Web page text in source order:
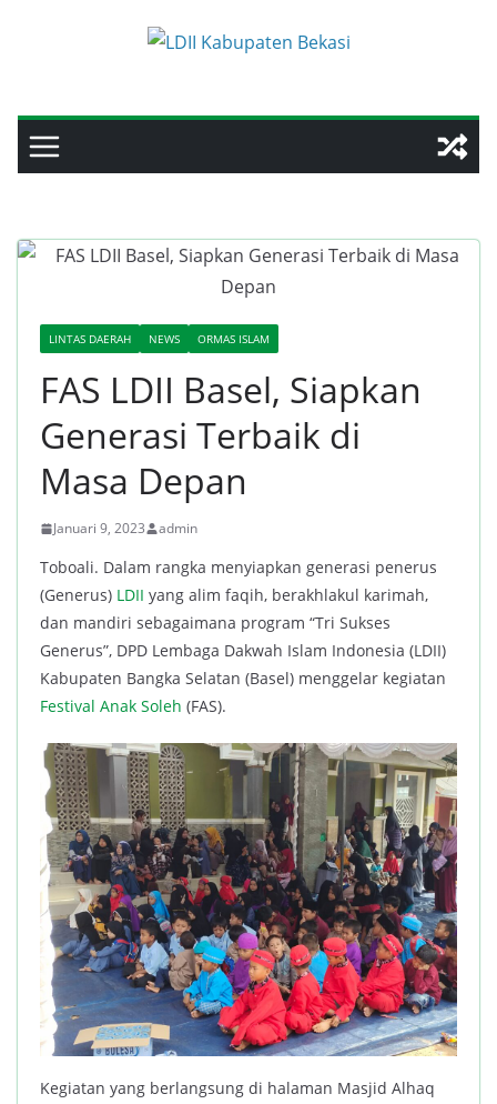
LINTAS DAERAH NEWS ORMAS ISLAM
FAS LDII Basel, Siapkan
Generasi Terbaik di
Masa Depan
Januari 9, 2023 admin
Toboali. Dalam rangka menyiapkan generasi penerus
(Generus) LDII yang alim faqih, berakhlakul karimah,
dan mandiri sebagaimana program “Tri Sukses
Generus”, DPD Lembaga Dakwah Islam Indonesia (LDII)
Kabupaten Bangka Selatan (Basel) menggelar kegiatan
Festival Anak Soleh (FAS).
Kegiatan yang berlangsung di halaman Masjid Alhaq